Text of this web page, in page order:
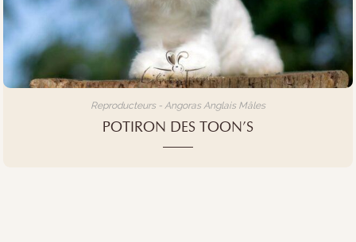
Reproducteurs - Angoras Anglais Mâles
POTIRON DES TOON’S